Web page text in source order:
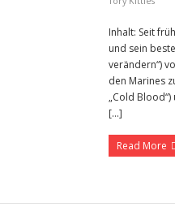
Inhalt: Seit
und sein
verändern“)
den Marines
„Cold
[…]
Read More